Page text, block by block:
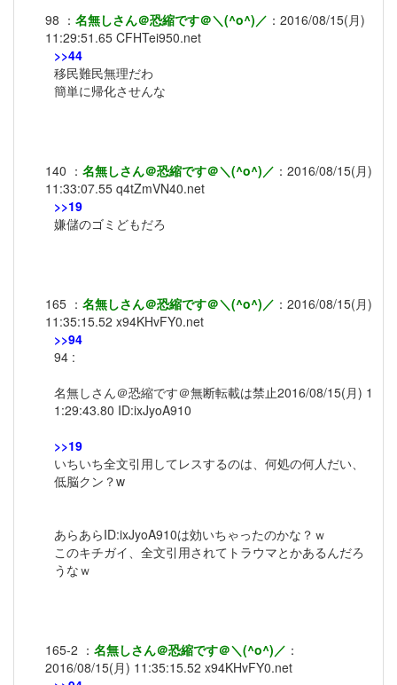
98 ： 名無しさん＠恐縮です＠＼(^o^)／ ： 2016/08/15(月)
11:29:51.65 CFHTei950.net
>>44
移民難民無理だわ
簡単に帰化させんな
140 ： 名無しさん＠恐縮です＠＼(^o^)／ ： 2016/08/15(月)
11:33:07.55 q4tZmVN40.net
>>19
嫌儲のゴミどもだろ
165 ： 名無しさん＠恐縮です＠＼(^o^)／ ： 2016/08/15(月)
11:35:15.52 x94KHvFY0.net
>>94
94 :
名無しさん＠恐縮です＠無断転載は禁止2016/08/15(月) 1
1:29:43.80 ID:ixJyoA910
>>19
いちいち全文引用してレスするのは、何処の何人だい、
低脳クン？w
あらあらID:ixJyoA910は効いちゃったのかな？ｗ
このキチガイ、全文引用されてトラウマとかあるんだろ
うなｗ
165-2 ： 名無しさん＠恐縮です＠＼(^o^)／ ：
2016/08/15(月) 11:35:15.52 x94KHvFY0.net